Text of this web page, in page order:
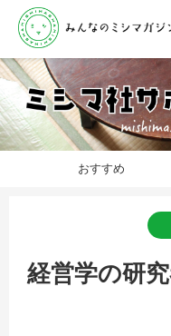
おすすめ
経営学の研